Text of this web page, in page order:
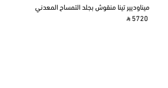
ميناوديير تينا منقوش بجلد التمساح المعدني
‎ ⃁ 5720 ‎